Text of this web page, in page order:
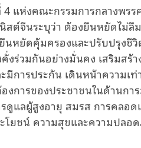
แห่งคณะกรรมการกลางพร
สต์จีนระบุว่า ต้องยืนหยัดไม่ลื
หยัดคุ้มครองและปรับปรุงชี
ร่วมกันอย่างมั่นคง เสริมสร้า
การประกัน เดินหน้าความเท่
การของประชาชนในด้านกา
แลผู้สูงอายุ สมรส การคลอด
โยชน์ ความสุขและความปลอ